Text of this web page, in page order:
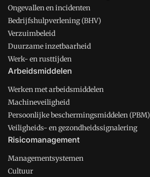
Ongevallen en incidenten
Bedrijfshulpverlening (BHV)
Verzuimbeleid
Duurzame inzetbaarheid
Werk- en rusttijden
Arbeidsmiddelen
Werken met arbeidsmiddelen
Machineveiligheid
Persoonlijke beschermingsmiddelen (PBM)
Veiligheids- en gezondheidssignalering
Risicomanagement
Managementsystemen
Cultuur